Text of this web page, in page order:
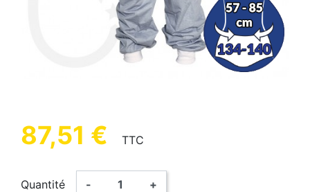
87,51 € TTC
Quantité - +